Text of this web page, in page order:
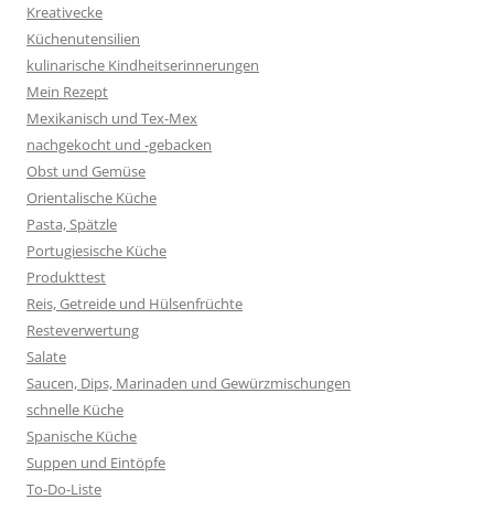
Kreativecke
Küchenutensilien
kulinarische Kindheitserinnerungen
Mein Rezept
Mexikanisch und Tex-Mex
nachgekocht und -gebacken
Obst und Gemüse
Orientalische Küche
Pasta, Spätzle
Portugiesische Küche
Produkttest
Reis, Getreide und Hülsenfrüchte
Resteverwertung
Salate
Saucen, Dips, Marinaden und Gewürzmischungen
schnelle Küche
Spanische Küche
Suppen und Eintöpfe
To-Do-Liste